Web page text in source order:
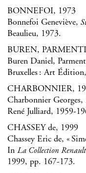
BONNEFOI, 1973
Bonnefoi Geneviève,
Beaulieu, 1973.
BUREN,
Buren Daniel,
Bruxelles : Art
CHARBONNIER,
Charbonnier Georges,
René Julliard, 1959-
CHASSEY de, 1999
Chassey Eric de, «
In La Collection Renault
1999, pp. 167-173.